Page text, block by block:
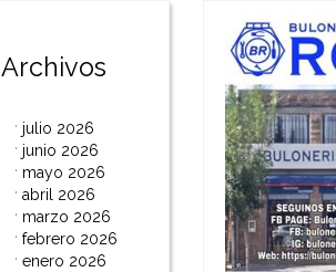
Archivos
julio 2026
junio 2026
mayo 2026
abril 2026
marzo 2026
febrero 2026
enero 2026